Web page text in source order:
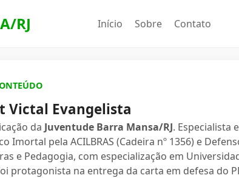
RJ Início Sobre Contato
Victal Evangelista
da Juventude Barra Mansa/RJ. Especialista
Imortal pela ACILBRAS (Cadeira nº 1356) e
e Pedagogia, com especialização em
protagonista na entrega da carta em defesa do